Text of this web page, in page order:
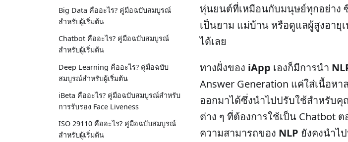
Big Data คืออะไร? คู่มือฉบับสมบูรณ์
สำหรับผู้เริ่มต้น
Chatbot คืออะไร? คู่มือฉบับสมบูรณ์
สำหรับผู้เริ่มต้น
Deep Learning คืออะไร? คู่มือฉบับ
สมบูรณ์สำหรับผู้เริ่มต้น
iBeta คืออะไร? คู่มือฉบับสมบูรณ์สำหรับ
การรับรอง Face Liveness
ISO 29110 คืออะไร? คู่มือฉบับสมบูรณ์
สำหรับผู้เริ่มต้น
หุ่นยนต์ที่เหมือนกับมนุษย์ทุกอย่า
เป็นยาม แม่บ้าน หรือดูแลผู้สูงอายุ
ได้เลย
ทางฝั่งของ iApp เองก็มีการนำ
Answer Generation แค่ใส่เนื้อห
ออกมาได้ซึ่งนำไปปรับใช้สำหรับ
ต่าง ๆ ที่ต้องการใช้เป็น Chatbot
ความสามารถของ NLP ยังคงนำไ